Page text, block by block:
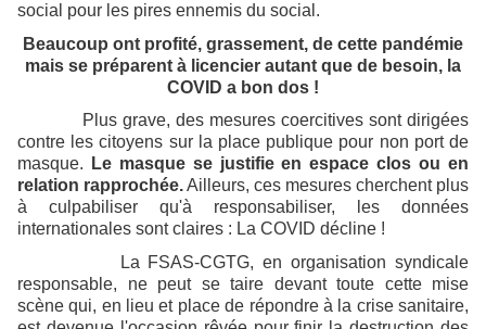
social pour les pires ennemis du social.
Beaucoup ont profité, grassement, de cette pandémie
mais se préparent à licencier autant que de besoin, la
COVID a bon dos !
Plus grave, des mesures coercitives sont dirigées
contre les citoyens sur la place publique pour non port de
masque.
Le masque se justifie en espace clos ou en
relation rapprochée.Ailleurs, ces mesures cherchent plus
à culpabiliser qu'à responsabiliser, les données
internationales sont claires : La COVID décline !
La FSAS-CGTG, en organisation syndicale
responsable, ne peut se taire devant toute cette mise
scène qui, en lieu et place de répondre à la crise sanitaire,